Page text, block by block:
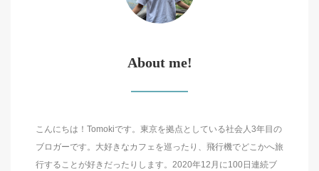
About me!
こんにちは！Tomokiです。東京を拠点としている社会人3年目の
ブロガーです。大好きなカフェを巡ったり、飛行機でどこかへ旅
行することが好きだったりします。2020年12月に100日連続ブ